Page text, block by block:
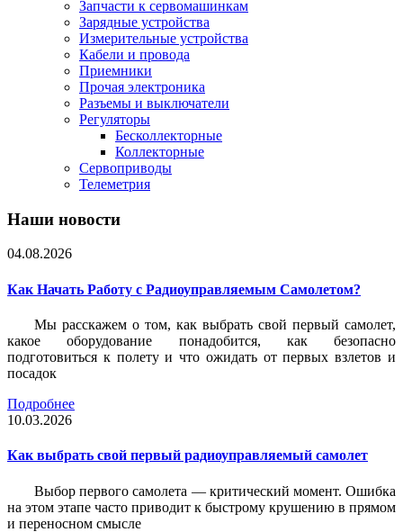
Запчасти к сервомашинкам
Зарядные устройства
Измерительные устройства
Кабели и провода
Приемники
Прочая электроника
Разъемы и выключатели
Регуляторы
Бесколлекторные
Коллекторные
Сервоприводы
Телеметрия
Наши новости
04.08.2026
Как Начать Работу с Радиоуправляемым Самолетом?
Мы расскажем о том, как выбрать свой первый самолет,
какое оборудование понадобится, как безопасно
подготовиться к полету и что ожидать от первых взлетов и
посадок
Подробнее
10.03.2026
Как выбрать свой первый радиоуправляемый самолет
Выбор первого самолета — критический момент. Ошибка
на этом этапе часто приводит к быстрому крушению в прямом
и переносном смысле